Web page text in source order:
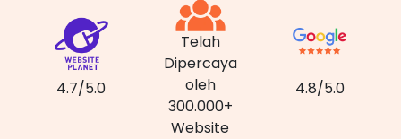
4.7/5.0
Telah
Dipercaya
oleh
300.000+
Website
4.8/5.0